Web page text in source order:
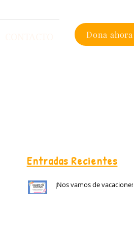
Dona ahora
Entradas Recientes
¡Nos vamos de vacaciones!